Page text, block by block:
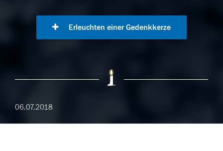
Erleuchten einer Gedenkkerze
06.07.2018